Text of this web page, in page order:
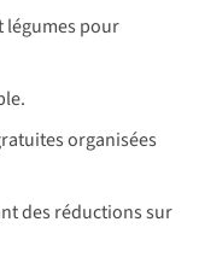
légumes pour
organisées
des réductions sur